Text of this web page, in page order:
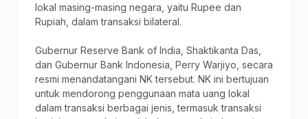
lokal masing-masing negara, yaitu Rupee dan
Rupiah, dalam transaksi bilateral.
Gubernur Reserve Bank of India, Shaktikanta Das,
dan Gubernur Bank Indonesia, Perry Warjiyo, secara
resmi menandatangani NK tersebut. NK ini bertujuan
untuk mendorong penggunaan mata uang lokal
dalam transaksi berbagai jenis, termasuk transaksi